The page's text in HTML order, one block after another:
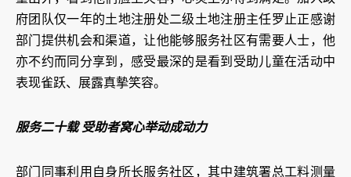
府团队仅一年的土地注册处二级土地注册主任罗止正感谢
部门提供机会和渠道，让他能够服务社区有需要人士，他
亦不约而同分享到，感受最深的是看到受助儿童在活动中
表现雀跃、展露真摰笑容。
服务二十载 受助者窝心举动成动力
部门同事利用自身所长服务社区，其中建筑署总工料测量